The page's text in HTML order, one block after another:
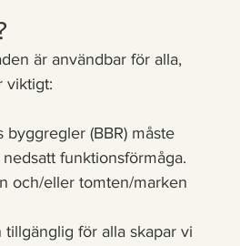
är användbar för alla,
viktigt:
(BBR) måste
funktionsförmåga.
och/eller tomten/marken
för alla skapar vi